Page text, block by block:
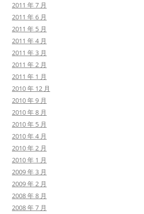
2011 年 7 月
2011 年 6 月
2011 年 5 月
2011 年 4 月
2011 年 3 月
2011 年 2 月
2011 年 1 月
2010 年 12 月
2010 年 9 月
2010 年 8 月
2010 年 5 月
2010 年 4 月
2010 年 2 月
2010 年 1 月
2009 年 3 月
2009 年 2 月
2008 年 8 月
2008 年 7 月